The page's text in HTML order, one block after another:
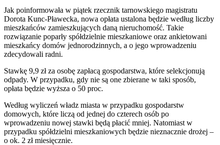
Jak poinformowała w piątek rzecznik tarnowskiego magistratu
Dorota Kunc-Pławecka, nowa opłata ustalona będzie według liczby
mieszkańców zamieszkujących daną nieruchomość. Takie
rozwiązanie poparły spółdzielnie mieszkaniowe oraz ankietowani
mieszkańcy domów jednorodzinnych, a o jego wprowadzeniu
zdecydowali radni.
Stawkę 9,9 zł za osobę zapłacą gospodarstwa, które selekcjonują
odpady. W przypadku, gdy nie są one zbierane w taki sposób,
opłata będzie wyższa o 50 proc.
Według wyliczeń władz miasta w przypadku gospodarstw
domowych, które liczą od jednej do czterech osób po
wprowadzeniu nowej stawki będą płacić mniej. Natomiast w
przypadku spółdzielni mieszkaniowych będzie nieznacznie drożej –
o ok. 2 zł miesięcznie.